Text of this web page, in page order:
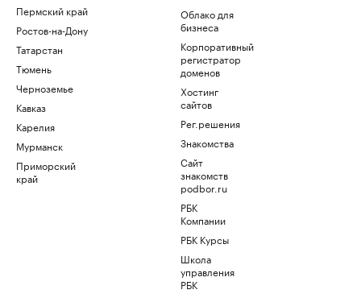
Пермский край
Ростов-на-Дону
Татарстан
Тюмень
Черноземье
Кавказ
Карелия
Мурманск
Приморский
край
Облако для
бизнеса
Корпоративный
регистратор
доменов
Хостинг
сайтов
Рег.решения
Знакомства
Сайт
знакомств
podbor.ru
РБК
Компании
РБК Курсы
Школа
управления
РБК